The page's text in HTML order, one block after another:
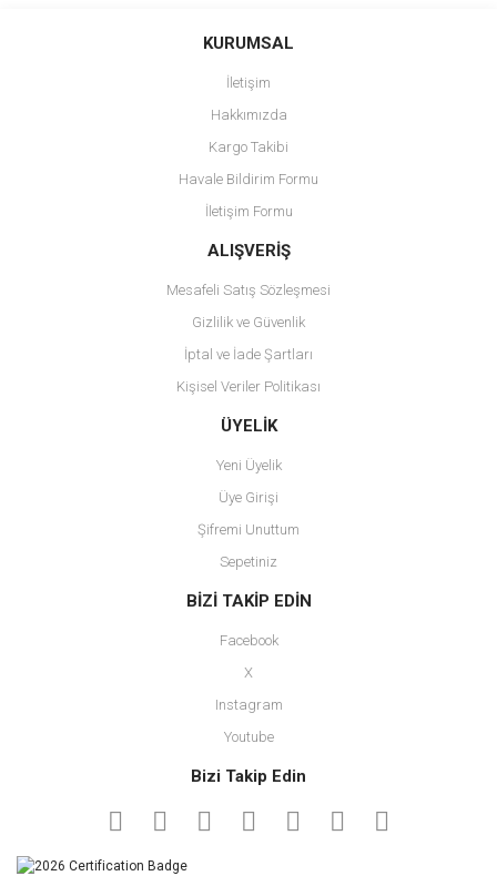
Bu ürüne ilk yorumu siz yapın!
Ürün resmi kalitesiz, bozuk veya görüntülenemiyor.
Ürün açıklamasında eksik bilgiler bulunuyor.
Ürün bilgilerinde hatalar bulunuyor.
Ürün fiyatı diğer sitelerden daha pahalı.
Bu ürüne benzer farklı alternatifler olmalı.
Gönder
KURUMSAL
İletişim
Hakkımızda
Kargo Takibi
Havale Bildirim Formu
İletişim Formu
ALIŞVERİŞ
Mesafeli Satış Sözleşmesi
Gizlilik ve Güvenlik
İptal ve İade Şartları
Kişisel Veriler Politikası
ÜYELİK
Yeni Üyelik
Üye Girişi
Şifremi Unuttum
Sepetiniz
BİZİ TAKİP EDİN
Facebook
X
Instagram
Youtube
Bizi Takip Edin